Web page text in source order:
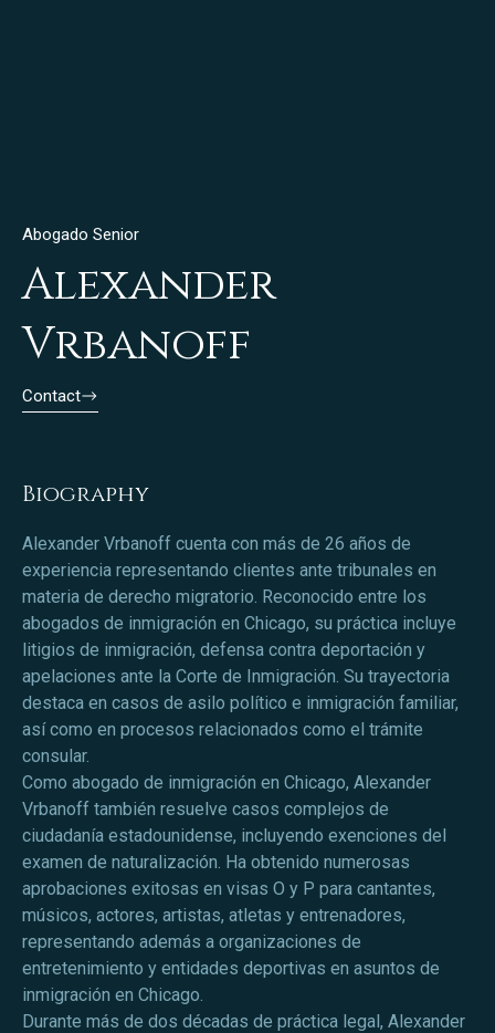
Abogado Senior
Alexander
Vrbanoff
Contact
Biography
Alexander Vrbanoff cuenta con más de 26 años de
experiencia representando clientes ante tribunales en
materia de derecho migratorio. Reconocido entre los
abogados de inmigración en Chicago, su práctica incluye
litigios de inmigración, defensa contra deportación y
apelaciones ante la Corte de Inmigración. Su trayectoria
destaca en casos de asilo político e inmigración familiar,
así como en procesos relacionados como el trámite
consular.
Como abogado de inmigración en Chicago, Alexander
Vrbanoff también resuelve casos complejos de
ciudadanía estadounidense, incluyendo exenciones del
examen de naturalización. Ha obtenido numerosas
aprobaciones exitosas en visas O y P para cantantes,
músicos, actores, artistas, atletas y entrenadores,
representando además a organizaciones de
entretenimiento y entidades deportivas en asuntos de
inmigración en Chicago.
Durante más de dos décadas de práctica legal, Alexander